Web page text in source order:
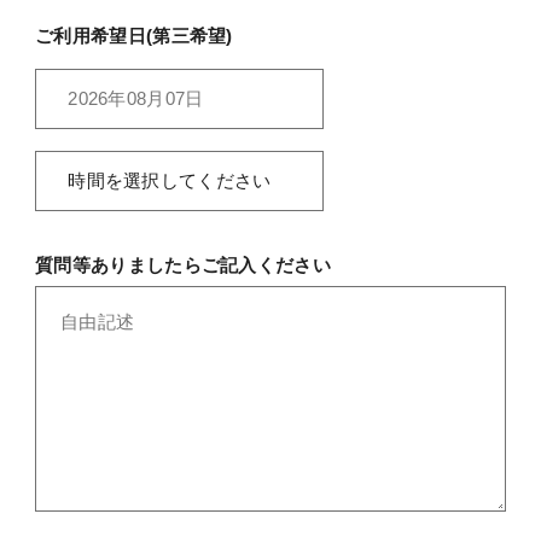
ご利用希望日(第三希望)
質問等ありましたらご記入ください